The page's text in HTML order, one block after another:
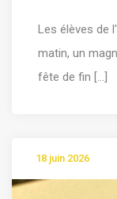
Les élèves de
matin, un
fête de fin [...]
18 juin 2026